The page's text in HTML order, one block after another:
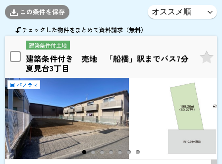
この条件を保存
チェックした物件をまとめて資料請求（無料）
建築条件付土地
建築条件付き 売地 「船橋」駅までバス7分
夏見台3丁目
パノラマ